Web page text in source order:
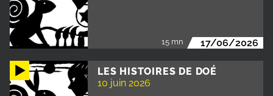
15 mn 17/06/2026
LES HISTOIRES DE DOÉ
10 juin 2026